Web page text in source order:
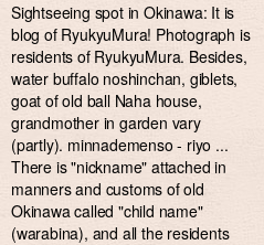
Sightseeing spot in Okinawa: It is
blog of RyukyuMura! Photograph is
residents of RyukyuMura. Besides,
water buffalo noshinchan, giblets,
goat of old ball Naha house,
grandmother in garden vary
(partly). minnademenso - riyo ...
There is "nickname" attached in
manners and customs of old
Okinawa called "child name"
(warabina), and all the residents